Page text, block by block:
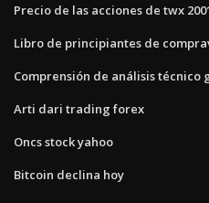
Precio de las acciones de twx
Libro de principiantes de
Comprensión de análisis técnico
Arti dari trading forex
Oncs stock yahoo
Bitcoin declina hoy